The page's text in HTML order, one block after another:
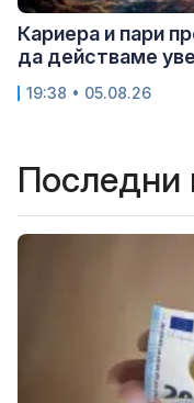
Кариера и пари
да действаме
19:38 • 05.08.26
Последни